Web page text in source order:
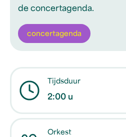
Tijdsduur
2:00 u
Orkest
de concertagenda.
concertagenda